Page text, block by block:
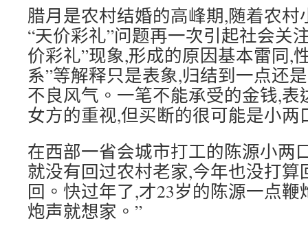
腊月是农村结婚的高峰期,随着农村
“天价彩礼”问题再一次引起社会关
价彩礼”现象,形成的原因基本雷同,
系”等解释只是表象,归结到一点还
不良风气。一笔不能承受的金钱,
女方的重视,但买断的很可能是小两
在西部一省会城市打工的陈源小两
就没有回过农村老家,今年也没打算
回。快过年了,才23岁的陈源一点鞭
炮声就想家。”